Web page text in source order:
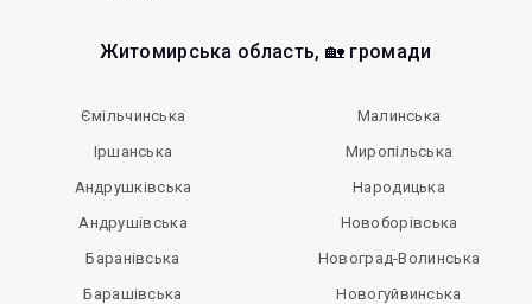
Житомирська область, 🏡 громади
Ємільчинська
Іршанська
Андрушківська
Андрушівська
Баранівська
Барашівська
Малинська
Миропільська
Народицька
Новоборівська
Новоград-Волинська
Новогуйвинська